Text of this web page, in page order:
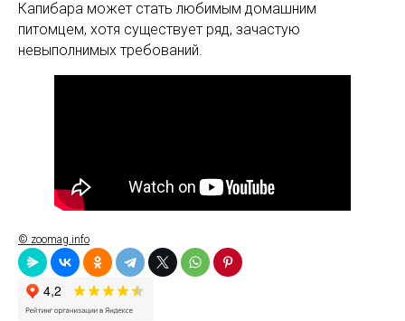
Капибара может стать любимым домашним
питомцем, хотя существует ряд, зачастую
невыполнимых требований.
© zoomag.info